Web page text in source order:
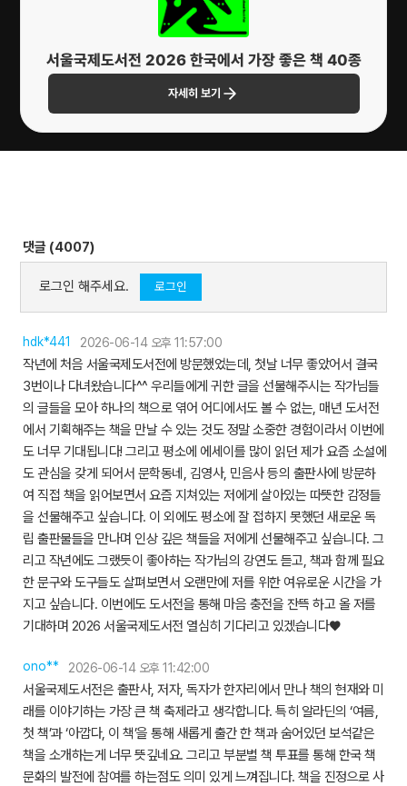
서울국제도서전 2026 한국에서 가장 좋은 책 40종
자세히 보기
댓글 (4007)
로그인 해주세요. 로그인
hdk*441 2026-06-14 오후 11:57:00
작년에 처음 서울국제도서전에 방문했었는데, 첫날 너무 좋았어서 결국
3번이나 다녀왔습니다^^ 우리들에게 귀한 글을 선물해주시는 작가님들
의 글들을 모아 하나의 책으로 엮어 어디에서도 볼 수 없는, 매년 도서전
에서 기획해주는 책을 만날 수 있는 것도 정말 소중한 경험이라서 이번에
도 너무 기대됩니다! 그리고 평소에 에세이를 많이 읽던 제가 요즘 소설에
도 관심을 갖게 되어서 문학동네, 김영사, 민음사 등의 출판사에 방문하
여 직접 책을 읽어보면서 요즘 지쳐있는 저에게 살아있는 따뜻한 감정들
을 선물해주고 싶습니다. 이 외에도 평소에 잘 접하지 못했던 새로운 독
립 출판물들을 만나며 인상 깊은 책들을 저에게 선물해주고 싶습니다. 그
리고 작년에도 그랬듯이 좋아하는 작가님의 강연도 듣고, 책과 함께 필요
한 문구와 도구들도 살펴보면서 오랜만에 저를 위한 여유로운 시간을 가
지고 싶습니다. 이번에도 도서전을 통해 마음 충전을 잔뜩 하고 올 저를
기대하며 2026 서울국제도서전 열심히 기다리고 있겠습니다♥
ono** 2026-06-14 오후 11:42:00
서울국제도서전은 출판사, 저자, 독자가 한자리에서 만나 책의 현재와 미
래를 이야기하는 가장 큰 책 축제라고 생각합니다. 특히 알라딘의 ‘여름,
첫 책’과 ‘아깝다, 이 책’을 통해 새롭게 출간 한 책과 숨어있던 보석같은
책을 소개하는게 너무 뜻깊네요. 그리고 부분별 책 투표를 통해 한국 책
문화의 발전에 참여를 하는점도 의미 있게 느껴집니다. 책을 진정으로 사